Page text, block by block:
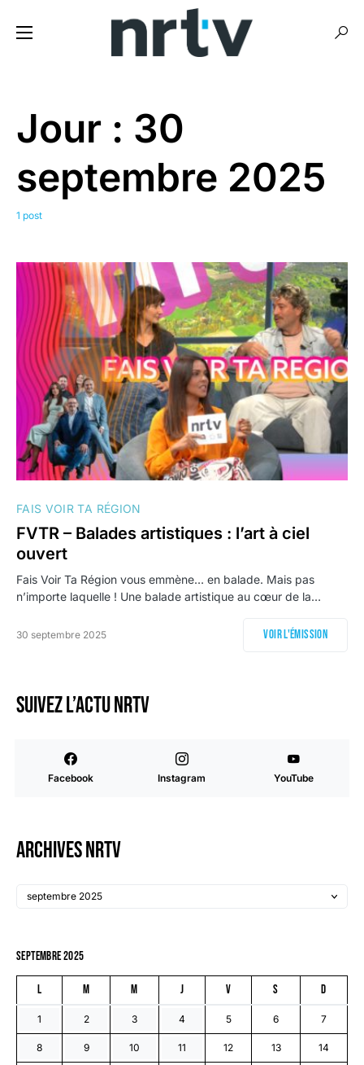
Jour : 30
septembre 2025
1 post
FAIS VOIR TA RÉGION
FVTR – Balades artistiques : l’art à ciel
ouvert
Fais Voir Ta Région vous emmène… en balade. Mais pas
n’importe laquelle ! Une balade artistique au cœur de la…
30 septembre 2025 Voir l'émission
Suivez l’actu NRTV
Facebook Instagram YouTube
Archives NRTV
septembre 2025
L M M J V S D
1 2 3 4 5 6 7
8 9 10 11 12 13 14